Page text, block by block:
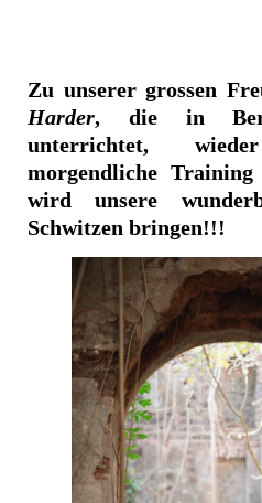
Zu unserer grossen
Harder, die in
unterrichtet,
morgendliche
wird unsere
Schwitzen bringen!!!